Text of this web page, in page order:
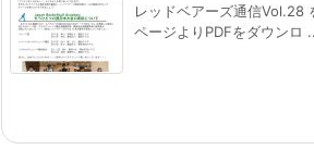
レッドベアーズ通信Vol.28
ページよりPDFをダウンロ